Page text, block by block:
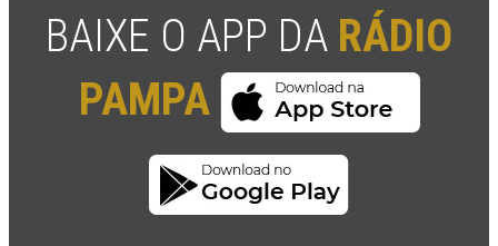
BAIXE O APP DA RÁDIO
PAMPA